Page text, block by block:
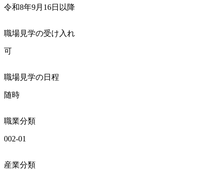
令和8年9月16日以降
職場見学の受け入れ
可
職場見学の日程
随時
職業分類
002-01
産業分類